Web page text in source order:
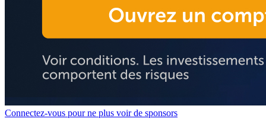
Connectez-vous pour ne plus voir de sponsors